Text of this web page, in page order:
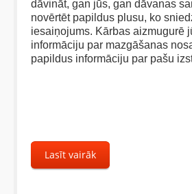
dāvināt, gan jūs, gan dāvanas
novērtēt papildus plusu, ko
iesaiņojums. Kārbas aizmugurē
informāciju par mazgāšanas
papildus informāciju par pašu
Lasīt vairāk